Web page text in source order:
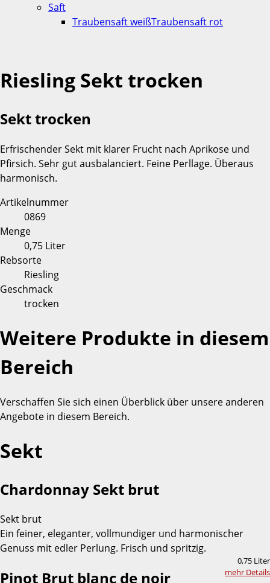
Saft
Traubensaft weißTraubensaft rot
Riesling Sekt trocken
Sekt trocken
Erfrischender Sekt mit klarer Frucht nach Aprikose und
Pfirsich. Sehr gut ausbalanciert. Feine Perllage. Überaus
harmonisch.
Artikelnummer
0869
Menge
0,75 Liter
Rebsorte
Riesling
Geschmack
trocken
Weitere Produkte in diesem
Bereich
Verschaffen Sie sich einen Überblick über unsere anderen
Angebote in diesem Bereich.
Sekt
Chardonnay Sekt brut
Sekt brut
Ein feiner, eleganter, vollmundiger und harmonischer
Genuss mit edler Perlung. Frisch und spritzig.
0,75 Liter
mehr Details
Pinot Brut blanc de noir